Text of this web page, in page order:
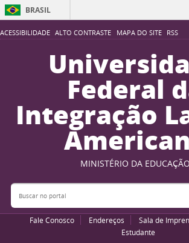
ACESSIBILIDADE ALTO CONTRASTE MAPA DO SITE RSS
BRASIL
Acesso à
Federal
Integração
MINISTÉRIO DA EDUCAÇÃO
Buscar no portal
Fale Conosco Endereços Sala de
Estudante